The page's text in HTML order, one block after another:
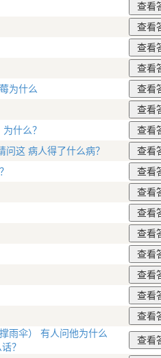
为什么
什么？
这 病人得了什么病？
雨伞） 有人问他为什么
？